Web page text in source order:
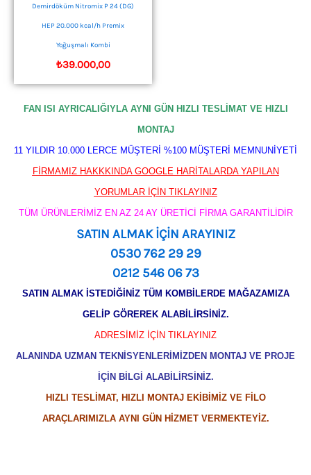
Demirdöküm Nitromix P 24 (DG)
HEP 20.000 kcal/h Premix
Yoğuşmalı Kombi
₺39.000,00
FAN ISI AYRICALIĞIYLA AYNI GÜN HIZLI TESLİMAT VE HIZLI
MONTAJ
11 YILDIR 10.000 LERCE MÜŞTERİ %100 MÜŞTERİ MEMNUNİYETİ
FİRMAMIZ HAKKKINDA GOOGLE HARİTALARDA YAPILAN
YORUMLAR İÇİN TIKLAYINIZ
TÜM ÜRÜNLERİMİZ EN AZ 24 AY ÜRETİCİ FİRMA GARANTİLİDİR
SATIN ALMAK İÇİN ARAYINIZ
0530 762 29 29
0212 546 06 73
SATIN ALMAK İSTEDİĞİNİZ TÜM KOMBİLERDE MAĞAZAMIZA
GELİP GÖREREK ALABİLİRSİNİZ.
ADRESİMİZ İÇİN TIKLAYINIZ
ALANINDA UZMAN TEKNİSYENLERİMİZDEN MONTAJ VE PROJE
İÇİN BİLGİ ALABİLİRSİNİZ.
HIZLI TESLİMAT, HIZLI MONTAJ EKİBİMİZ VE FİLO
ARAÇLARIMIZLA AYNI GÜN HİZMET VERMEKTEYİZ.